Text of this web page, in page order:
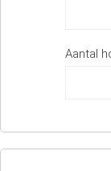
Aantal